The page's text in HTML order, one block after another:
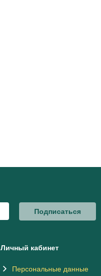
Подписаться
Личный кабинет
Персональные данные